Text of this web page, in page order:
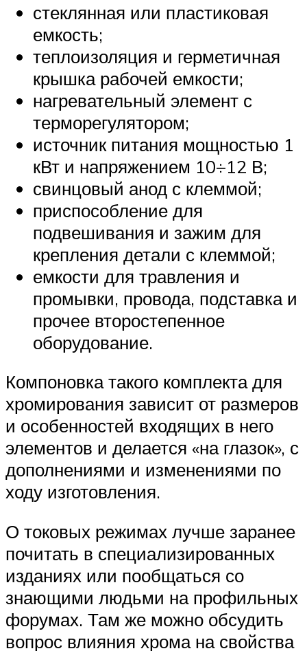
стеклянная или пластиковая
емкость;
теплоизоляция и герметичная
крышка рабочей емкости;
нагревательный элемент с
терморегулятором;
источник питания мощностью 1
кВт и напряжением 10÷12 В;
свинцовый анод с клеммой;
приспособление для
подвешивания и зажим для
крепления детали с клеммой;
емкости для травления и
промывки, провода, подставка и
прочее второстепенное
оборудование.
Компоновка такого комплекта для
хромирования зависит от размеров
и особенностей входящих в него
элементов и делается «на глазок», с
дополнениями и изменениями по
ходу изготовления.
О токовых режимах лучше заранее
почитать в специализированных
изданиях или пообщаться со
знающими людьми на профильных
форумах. Там же можно обсудить
вопрос влияния хрома на свойства